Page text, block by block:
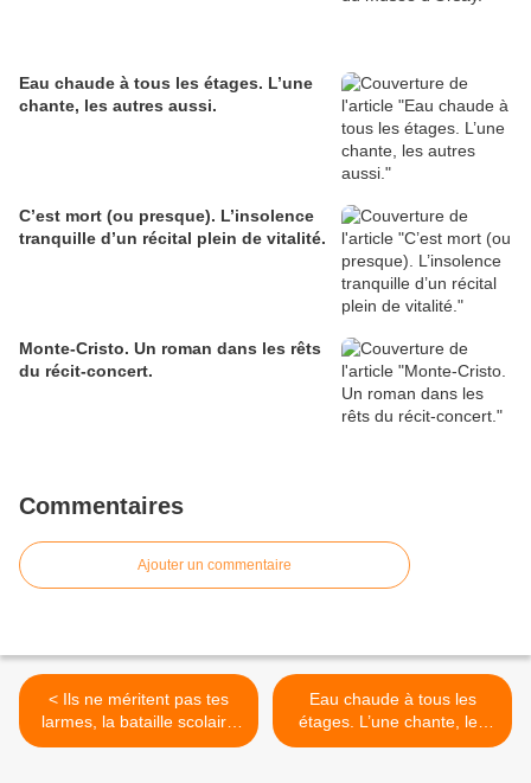
Eau chaude à tous les étages. L’une
chante, les autres aussi.
C’est mort (ou presque). L’insolence
tranquille d’un récital plein de vitalité.
Monte-Cristo. Un roman dans les rêts
du récit-concert.
Commentaires
Ajouter un commentaire
< Ils ne méritent pas tes
larmes, la bataille scolaire
de Little Rock.
Eau chaude à tous les
étages. L’une chante, les
autres aussi. >